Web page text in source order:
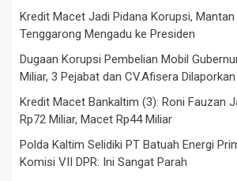
Kredit Macet Jadi Pidana Korupsi, Mantan
Tenggarong Mengadu ke Presiden
Dugaan Korupsi Pembelian Mobil
Miliar, 3 Pejabat dan CV.Afisera
Kredit Macet Bankaltim (3): Roni Fauzan
Rp72 Miliar, Macet Rp44 Miliar
Polda Kaltim Selidiki PT Batuah Energi
Komisi VII DPR: Ini Sangat Parah